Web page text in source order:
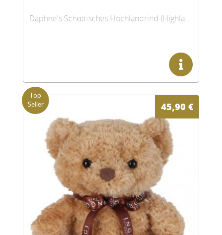
Daphne's Schottisches Hochlandrind (Highland Cow) Headcover
45,90 €